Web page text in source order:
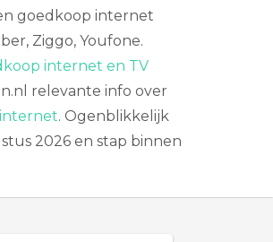
goedkoop internet
Ziggo, Youfone.
internet en TV
relevante info over
. Ogenblikkelijk
2026 en stap binnen